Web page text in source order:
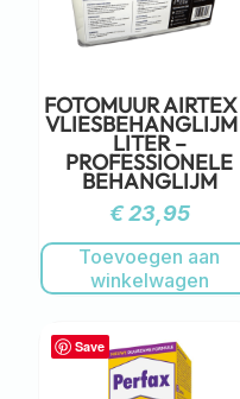
FOTOMUUR
LITER –
PROFESSIONELE
BEHANGLIJM
€23,95
Toevoegen aan
winkelwagen
Save